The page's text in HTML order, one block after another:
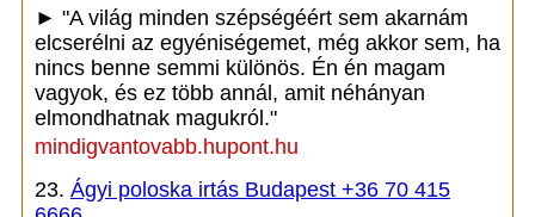
► "A világ minden szépségéért sem akarnám
elcserélni az egyéniségemet, még akkor sem, ha
nincs benne semmi különös. Én én magam
vagyok, és ez több annál, amit néhányan
elmondhatnak magukról."
mindigvantovabb.hupont.hu
23. Ágyi poloska irtás Budapest +36 70 415